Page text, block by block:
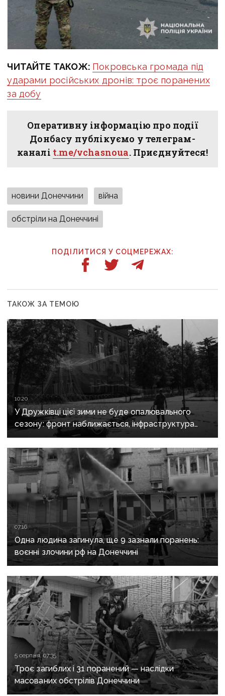
ЧИТАЙТЕ ТАКОЖ: Покровська громада під
ударами російських дронів: троє поранених
за добу
Оперативну інформацію про події
Донбасу публікуємо у телеграм-
каналі t.me/vchasnoua. Приєднуйтеся!
новини Донеччини війна
обстріли на Донеччині
ПОДІЛИТИСЯ У СОЦМЕРЕЖАХ:
ТАКОЖ ЗА ТЕМОЮ
10:20
У Дружківці цієї зими не буде опалювального
сезону: фронт наближається, інфраструктура
критично зруйнована
07:16
Одна людина загинула, ще 9 зазнали поранень:
воєнні злочини рф на Донеччині
5 серпня, 07:35
Троє загиблих і 31 поранений — наслідки
масованих обстрілів Донеччини